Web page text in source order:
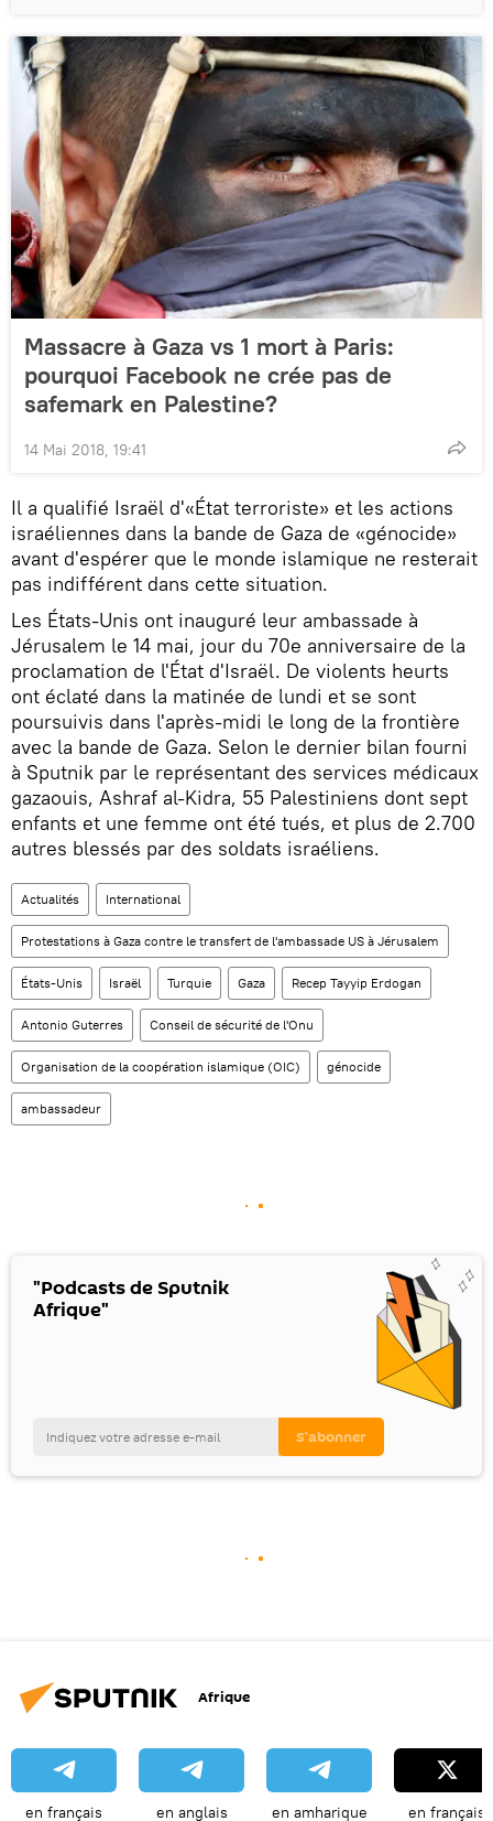
Massacre à Gaza vs 1 mort à Paris:
pourquoi Facebook ne crée pas de
safemark en Palestine?
14 Mai 2018, 19:41
Il a qualifié Israël d'«État terroriste» et les actions
israéliennes dans la bande de Gaza de «génocide»
avant d'espérer que le monde islamique ne resterait
pas indifférent dans cette situation.
Les États-Unis ont inauguré leur ambassade à
Jérusalem le 14 mai, jour du 70e anniversaire de la
proclamation de l'État d'Israël. De violents heurts
ont éclaté dans la matinée de lundi et se sont
poursuivis dans l'après-midi le long de la frontière
avec la bande de Gaza. Selon le dernier bilan fourni
à Sputnik par le représentant des services médicaux
gazaouis, Ashraf al-Kidra, 55 Palestiniens dont sept
enfants et une femme ont été tués, et plus de 2.700
autres blessés par des soldats israéliens.
Actualités International
Protestations à Gaza contre le transfert de l'ambassade US à Jérusalem
États-Unis Israël Turquie Gaza Recep Tayyip Erdogan
Antonio Guterres Conseil de sécurité de l'Onu
Organisation de la coopération islamique (OIC) génocide
ambassadeur
"Podcasts de Sputnik
Afrique"
Afrique
en français en anglais en amharique en français